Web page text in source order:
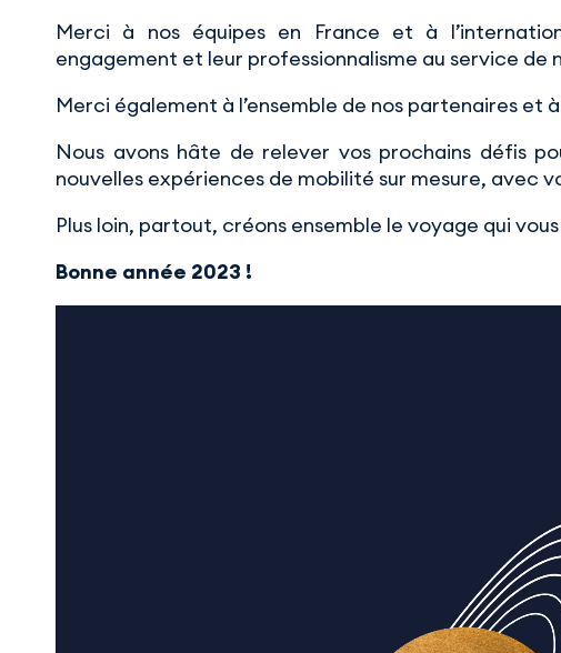
Merci à nos équipes en France et à
engagement et leur professionnalisme au service de
Merci également à l’ensemble de nos partenaires et
Nous avons hâte de relever vos prochains défis
nouvelles expériences de mobilité sur mesure, avec
Plus loin, partout, créons ensemble le voyage qui
Bonne année 2023 !